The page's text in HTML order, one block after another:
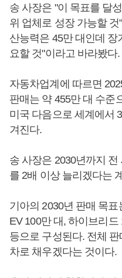
송 사장은 "이 목표를 달
위 업체로 성장 가능할
산능력은 45만 대인데 장
요할 것"이라고 바라봤다.
자동차업계에 따르면
판매는 약 455만 대 수준
미국 다음으로 세계에서
겨진다.
송 사장은 2030년까지
를 2배 이상 늘리겠다는
기아의 2030년 판매 목
EV 100만 대, 하이브리드
등으로 구성된다. 전체
차로 채우겠다는 것이다.